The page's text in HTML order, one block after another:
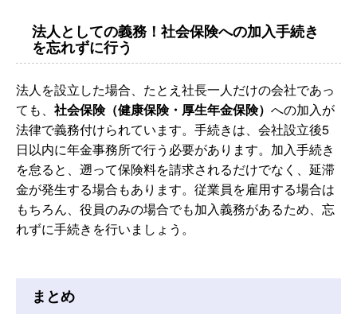
法人としての義務！社会保険への加入手続き
を忘れずに行う
法人を設立した場合、たとえ社長一人だけの会社であっ
ても、 社会保険（健康保険・厚生年金保険） への加入が
法律で義務付けられています。手続きは、会社設立後5
日以内に年金事務所で行う必要があります。加入手続き
を怠ると、遡って保険料を請求されるだけでなく、延滞
金が発生する場合もあります。従業員を雇用する場合は
もちろん、役員のみの場合でも加入義務があるため、忘
れずに手続きを行いましょう。
まとめ